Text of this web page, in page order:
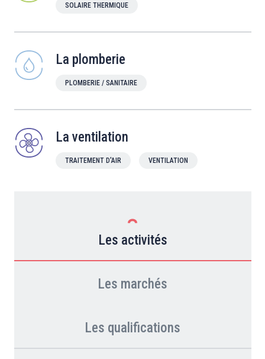
SOLAIRE THERMIQUE
La plomberie
PLOMBERIE / SANITAIRE
La ventilation
TRAITEMENT D'AIR VENTILATION
Les activités
Les marchés
Les qualifications